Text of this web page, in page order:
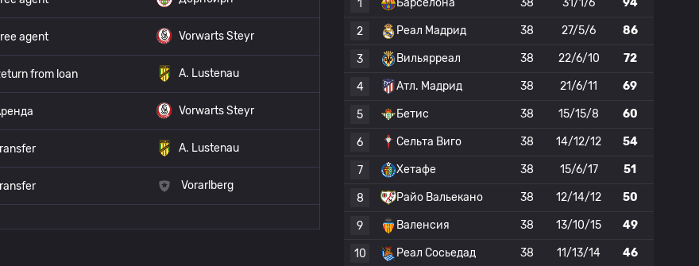
agent Vorwarts Steyr
from loan A. Lustenau
Vorwarts Steyr
A. Lustenau
Vorarlberg
1
Барселона 38 31/1/6 94
2 Реал Мадрид 38 27/5/6 86
3 Вильярреал 38 22/6/10 72
4 Атл. Мадрид 38 21/6/11 69
5 Бетис 38 15/15/8 60
6 Сельта Виго 38 14/12/12 54
7 Хетафе 38 15/6/17 51
8 Райо Вальекано 38 12/14/12 50
9 Валенсия 38 13/10/15 49
10 Реал Сосьедад 38 11/13/14 46